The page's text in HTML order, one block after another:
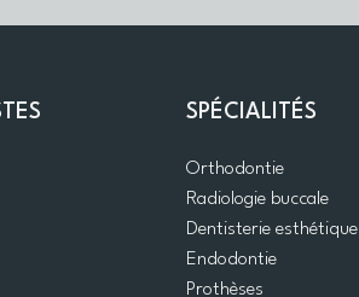
SPÉCIALITÉS
Orthodontie
Radiologie buccale
Dentisterie esthétique
Endodontie
Prothèses